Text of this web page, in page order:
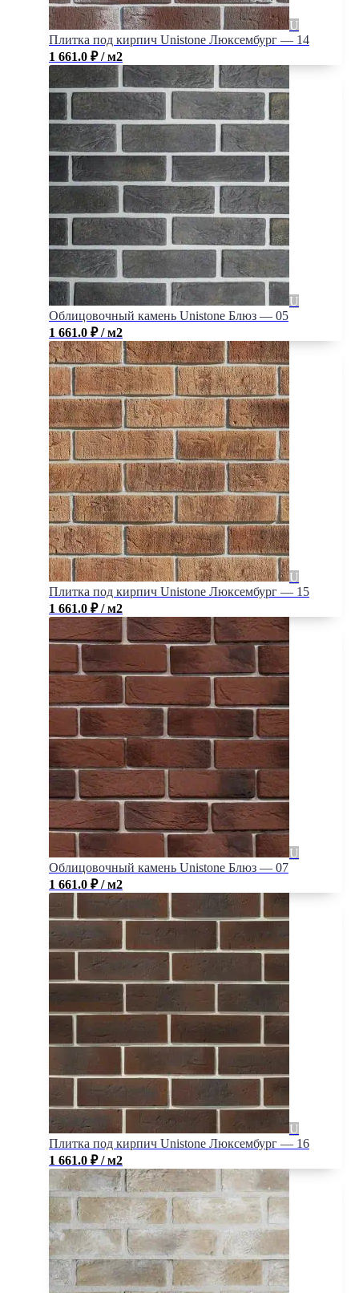
Плитка под кирпич Unistone Люксембург — 14
1 661.0 ₽ / м2
Облицовочный камень Unistone Блюз — 05
1 661.0 ₽ / м2
Плитка под кирпич Unistone Люксембург — 15
1 661.0 ₽ / м2
Облицовочный камень Unistone Блюз — 07
1 661.0 ₽ / м2
Плитка под кирпич Unistone Люксембург — 16
1 661.0 ₽ / м2